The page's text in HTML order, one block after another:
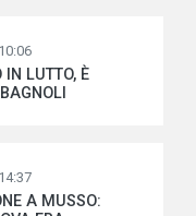
IN LUTTO, È
A MUSSO: